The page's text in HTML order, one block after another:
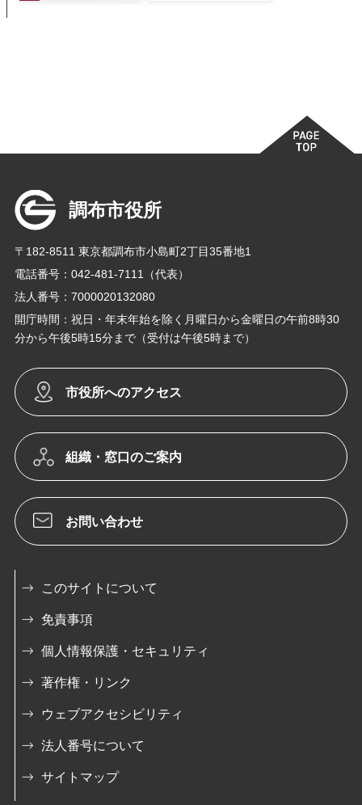
調布市役所
〒182-8511 東京都調布市小島町2丁目35番地1
電話番号：042-481-7111（代表）
法人番号：7000020132080
開庁時間：祝日・年末年始を除く月曜日から金曜日の午前8時30
分から午後5時15分まで（受付は午後5時まで）
市役所へのアクセス
組織・窓口のご案内
お問い合わせ
このサイトについて
免責事項
個人情報保護・セキュリティ
著作権・リンク
ウェブアクセシビリティ
法人番号について
サイトマップ